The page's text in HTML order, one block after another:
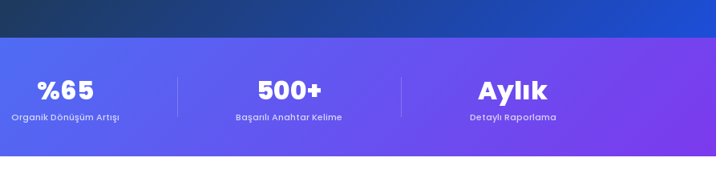
%65
Organik Dönüşüm Artışı
500+
Başarılı Anahtar Kelime
Aylık
Detaylı Raporlama